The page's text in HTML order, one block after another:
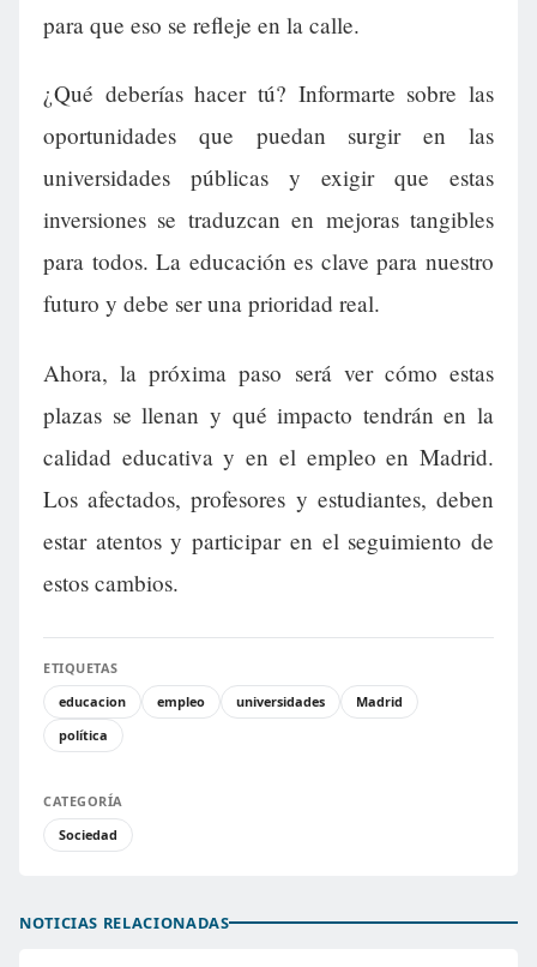
para que eso se refleje en la calle.
¿Qué deberías hacer tú? Informarte sobre las
oportunidades que puedan surgir en las
universidades públicas y exigir que estas
inversiones se traduzcan en mejoras tangibles
para todos. La educación es clave para nuestro
futuro y debe ser una prioridad real.
Ahora, la próxima paso será ver cómo estas
plazas se llenan y qué impacto tendrán en la
calidad educativa y en el empleo en Madrid.
Los afectados, profesores y estudiantes, deben
estar atentos y participar en el seguimiento de
estos cambios.
ETIQUETAS
educacion
empleo universidades
Madrid
política
CATEGORÍA
Sociedad
NOTICIAS RELACIONADAS